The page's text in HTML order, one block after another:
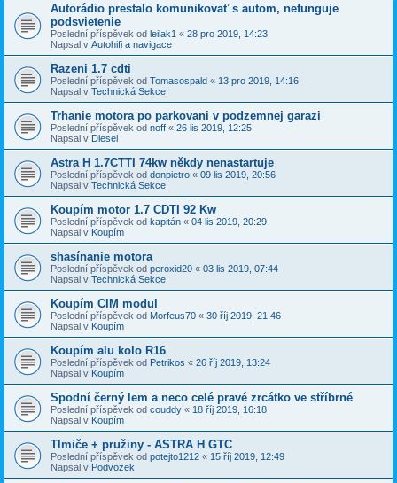
Autorádio prestalo komunikovať s autom, nefunguje
podsvietenie
Poslední příspěvek od leilak1 « 28 pro 2019, 14:23
Napsal v Autohifi a navigace
Razeni 1.7 cdti
Poslední příspěvek od Tomasospald « 13 pro 2019, 14:16
Napsal v Technická Sekce
Trhanie motora po parkovani v podzemnej garazi
Poslední příspěvek od noff « 26 lis 2019, 12:25
Napsal v Diesel
Astra H 1.7CTTI 74kw někdy nenastartuje
Poslední příspěvek od donpietro « 09 lis 2019, 20:56
Napsal v Technická Sekce
Koupím motor 1.7 CDTI 92 Kw
Poslední příspěvek od kapitán « 04 lis 2019, 20:29
Napsal v Koupím
shasínanie motora
Poslední příspěvek od peroxid20 « 03 lis 2019, 07:44
Napsal v Technická Sekce
Koupím CIM modul
Poslední příspěvek od Morfeus70 « 30 říj 2019, 21:46
Napsal v Koupím
Koupím alu kolo R16
Poslední příspěvek od Petrikos « 26 říj 2019, 13:24
Napsal v Koupím
Spodní černý lem a neco celé pravé zrcátko ve stříbrné
Poslední příspěvek od couddy « 18 říj 2019, 16:18
Napsal v Koupím
Tlmiče + pružiny - ASTRA H GTC
Poslední příspěvek od potejto1212 « 15 říj 2019, 12:49
Napsal v Podvozek